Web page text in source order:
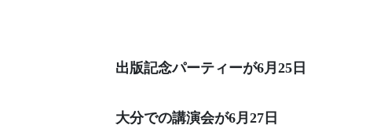
出版記念パーティーが6月25日
大分での講演会が6月27日